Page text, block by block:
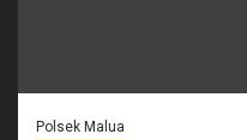
Polsek Malua